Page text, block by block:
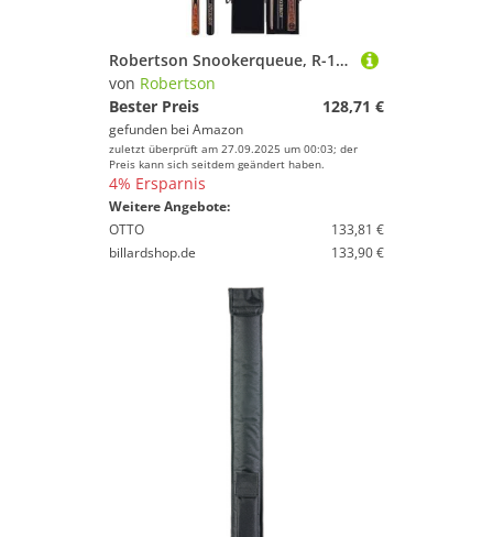
Robertson Snookerqueue, R-1, Profi Snooker Cue 2-teilig mit Verlängerung, Eschenholz, 9 mm Tip, Naturholzdekor, im Set mit Koffer oderTasche
von Robertson
Bester Preis
128,71 €
gefunden bei Amazon
zuletzt überprüft am 27.09.2025 um 00:03; der
Preis kann sich seitdem geändert haben.
4% Ersparnis
Weitere Angebote:
OTTO
133,81 €
billardshop.de
133,90 €